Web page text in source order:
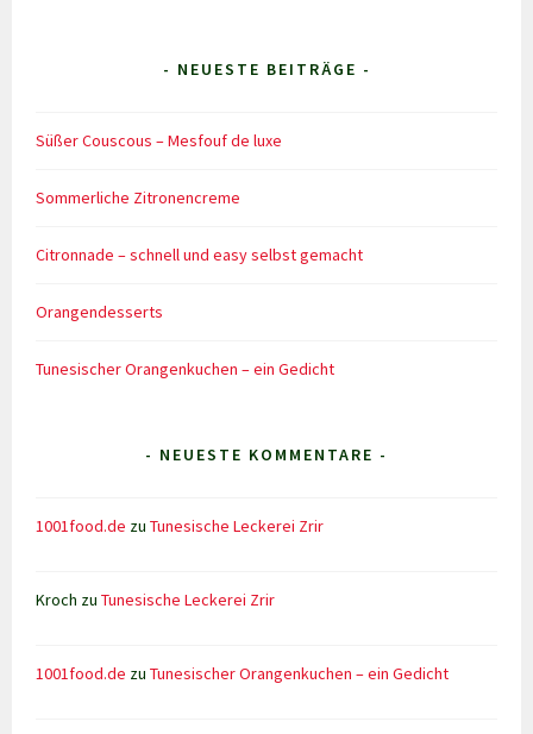
- NEUESTE BEITRÄGE -
Süßer Couscous – Mesfouf de luxe
Sommerliche Zitronencreme
Citronnade – schnell und easy selbst gemacht
Orangendesserts
Tunesischer Orangenkuchen – ein Gedicht
- NEUESTE KOMMENTARE -
1001food.de zuTunesische Leckerei Zrir
Kroch zuTunesische Leckerei Zrir
1001food.de zuTunesischer Orangenkuchen – ein Gedicht